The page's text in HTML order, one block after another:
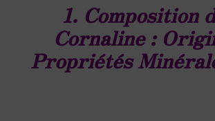
1. Composition
Cornaline :
Propriétés